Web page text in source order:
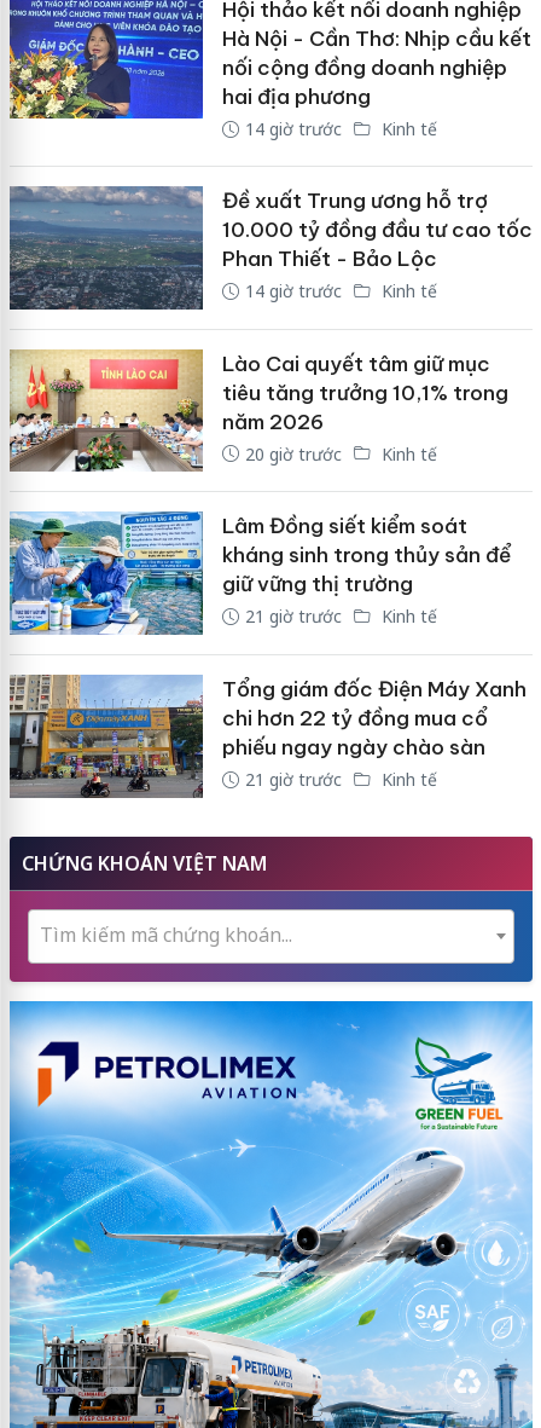
Hội thảo kết nối doanh nghiệp
Hà Nội - Cần Thơ: Nhịp cầu kết
nối cộng đồng doanh nghiệp
hai địa phương
14 giờ trước Kinh tế
Đề xuất Trung ương hỗ trợ
10.000 tỷ đồng đầu tư cao tốc
Phan Thiết - Bảo Lộc
14 giờ trước Kinh tế
Lào Cai quyết tâm giữ mục
tiêu tăng trưởng 10,1% trong
năm 2026
20 giờ trước Kinh tế
Lâm Đồng siết kiểm soát
kháng sinh trong thủy sản để
giữ vững thị trường
21 giờ trước Kinh tế
Tổng giám đốc Điện Máy Xanh
chi hơn 22 tỷ đồng mua cổ
phiếu ngay ngày chào sàn
21 giờ trước Kinh tế
CHỨNG KHOÁN VIỆT NAM
Tìm kiếm mã chứng khoán...